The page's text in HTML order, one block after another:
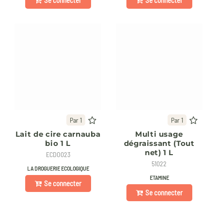
Par 1
Lait de cire carnauba
bio 1 L
ECDO023
LA DROGUERIE ECOLOGIQUE
Se connecter
Par 1
Multi usage
dégraissant (Tout
net) 1 L
51022
ETAMINE
Se connecter